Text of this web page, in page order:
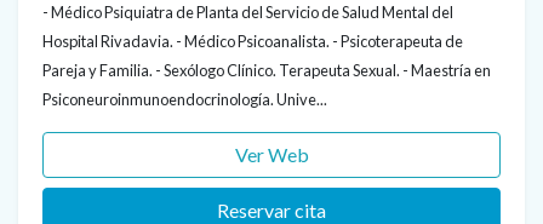
- Médico Psiquiatra de Planta del Servicio de Salud Mental del
Hospital Rivadavia. - Médico Psicoanalista. - Psicoterapeuta de
Pareja y Familia. - Sexólogo Clínico. Terapeuta Sexual. - Maestría en
Psiconeuroinmunoendocrinología. Unive...
Ver Web
Reservar cita